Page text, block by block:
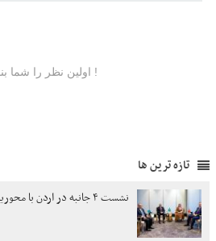
تازه ترین ها
نشست ۴ جانبه در اردن با محوریت ایران و آمریکا